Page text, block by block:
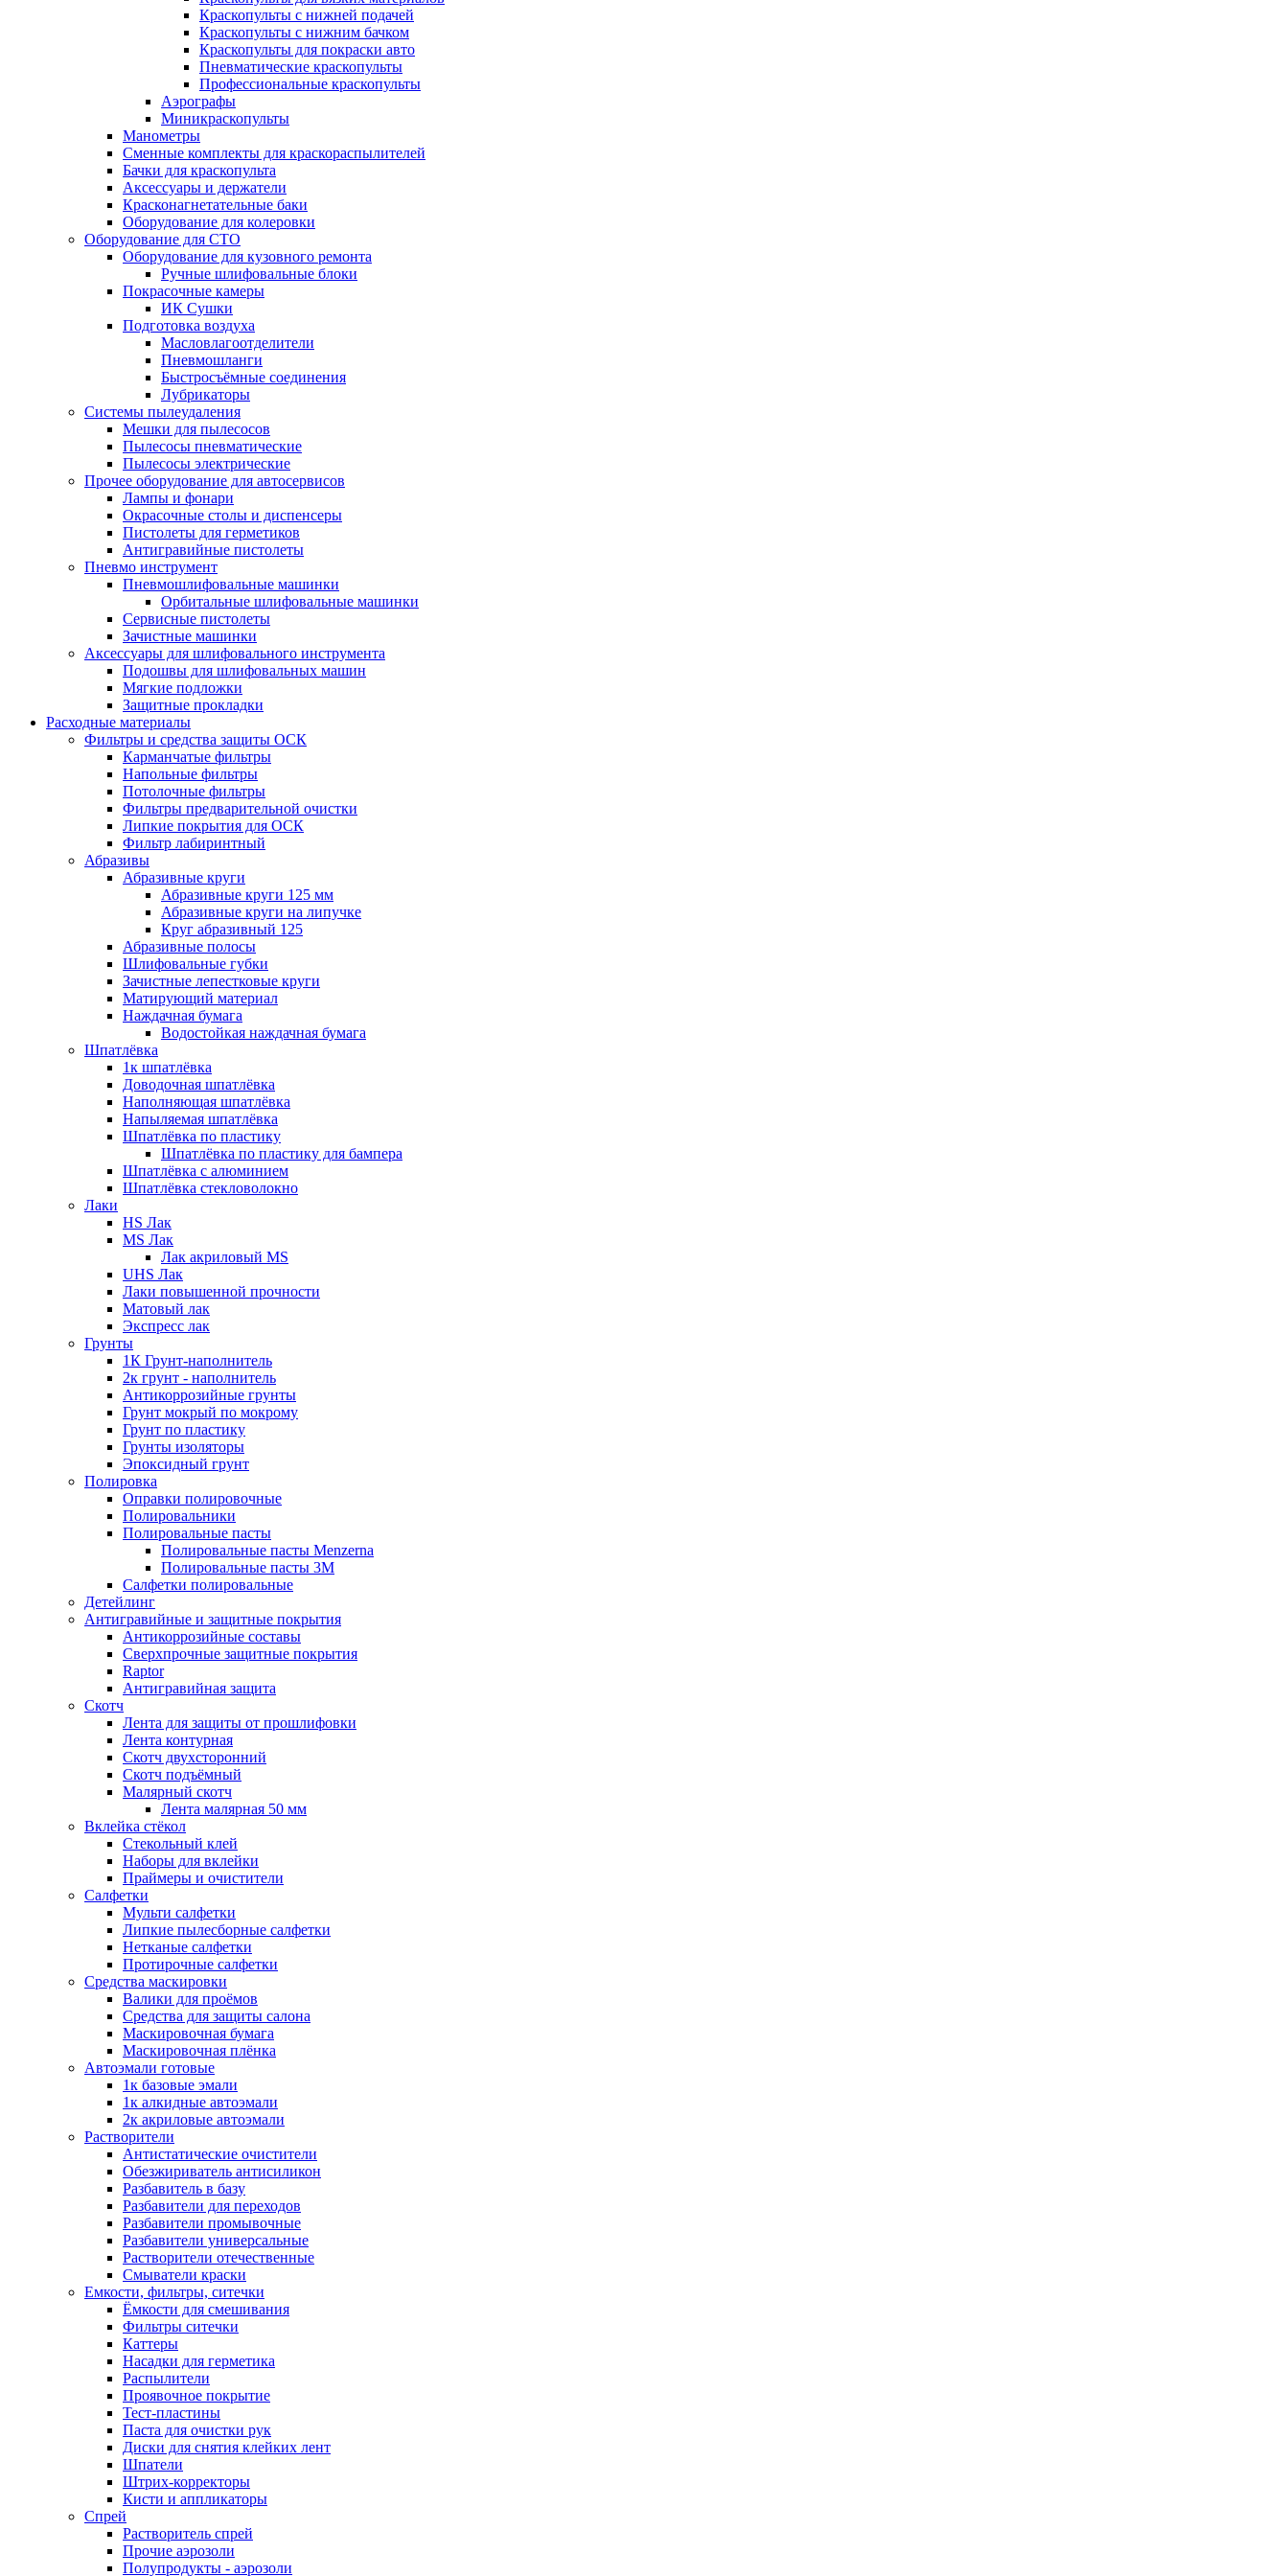
Краскопульты с нижней подачей
Краскопульты с нижним бачком
Краскопульты для покраски авто
Пневматические краскопульты
Профессиональные краскопульты
Аэрографы
Миникраскопульты
Манометры
Сменные комплекты для краскораспылителей
Бачки для краскопульта
Аксессуары и держатели
Красконагнетательные баки
Оборудование для колеровки
Оборудование для СТО
Оборудование для кузовного ремонта
Ручные шлифовальные блоки
Покрасочные камеры
ИК Сушки
Подготовка воздуха
Масловлагоотделители
Пневмошланги
Быстросъёмные соединения
Лубрикаторы
Системы пылеудаления
Мешки для пылесосов
Пылесосы пневматические
Пылесосы электрические
Прочее оборудование для автосервисов
Лампы и фонари
Окрасочные столы и диспенсеры
Пистолеты для герметиков
Антигравийные пистолеты
Пневмо инструмент
Пневмошлифовальные машинки
Орбитальные шлифовальные машинки
Сервисные пистолеты
Зачистные машинки
Аксессуары для шлифовального инструмента
Подошвы для шлифовальных машин
Мягкие подложки
Защитные прокладки
Расходные материалы
Фильтры и средства защиты ОСК
Карманчатые фильтры
Напольные фильтры
Потолочные фильтры
Фильтры предварительной очистки
Липкие покрытия для ОСК
Фильтр лабиринтный
Абразивы
Абразивные круги
Абразивные круги 125 мм
Абразивные круги на липучке
Круг абразивный 125
Абразивные полосы
Шлифовальные губки
Зачистные лепестковые круги
Матирующий материал
Наждачная бумага
Водостойкая наждачная бумага
Шпатлёвка
1к шпатлёвка
Доводочная шпатлёвка
Наполняющая шпатлёвка
Напыляемая шпатлёвка
Шпатлёвка по пластику
Шпатлёвка по пластику для бампера
Шпатлёвка с алюминием
Шпатлёвка стекловолокно
Лаки
HS Лак
MS Лак
Лак акриловый MS
UHS Лак
Лаки повышенной прочности
Матовый лак
Экспресс лак
Грунты
1К Грунт-наполнитель
2к грунт - наполнитель
Антикоррозийные грунты
Грунт мокрый по мокрому
Грунт по пластику
Грунты изоляторы
Эпоксидный грунт
Полировка
Оправки полировочные
Полировальники
Полировальные пасты
Полировальные пасты Menzerna
Полировальные пасты 3M
Салфетки полировальные
Детейлинг
Антигравийные и защитные покрытия
Антикоррозийные составы
Сверхпрочные защитные покрытия
Raptor
Антигравийная защита
Скотч
Лента для защиты от прошлифовки
Лента контурная
Скотч двухсторонний
Скотч подъёмный
Малярный скотч
Лента малярная 50 мм
Вклейка стёкол
Стекольный клей
Наборы для вклейки
Праймеры и очистители
Салфетки
Мульти салфетки
Липкие пылесборные салфетки
Нетканые салфетки
Протирочные салфетки
Средства маскировки
Валики для проёмов
Средства для защиты салона
Маскировочная бумага
Маскировочная плёнка
Автоэмали готовые
1к базовые эмали
1к алкидные автоэмали
2к акриловые автоэмали
Растворители
Антистатические очистители
Обезжириватель антисиликон
Разбавитель в базу
Разбавители для переходов
Разбавители промывочные
Разбавители универсальные
Растворители отечественные
Смыватели краски
Емкости, фильтры, ситечки
Ёмкости для смешивания
Фильтры ситечки
Каттеры
Насадки для герметика
Распылители
Проявочное покрытие
Тест-пластины
Паста для очистки рук
Диски для снятия клейких лент
Шпатели
Штрих-корректоры
Кисти и аппликаторы
Спрей
Растворитель спрей
Прочие аэрозоли
Полупродукты - аэрозоли